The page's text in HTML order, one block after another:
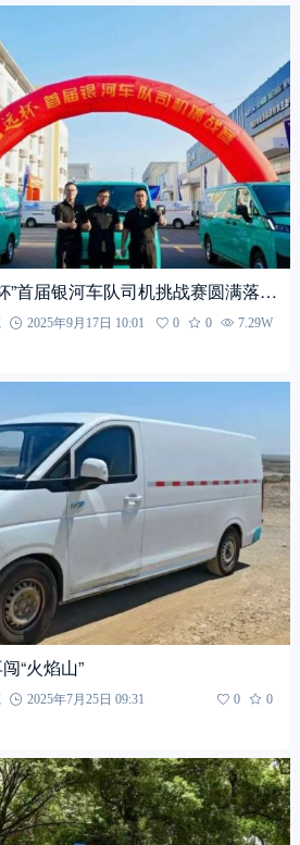
”首届银河车队司机挑战赛圆满落
创收近600元
2025年9月17日 10:01 0 0
7.29W
“火焰山”
2025年7月25日 09:31 0
0